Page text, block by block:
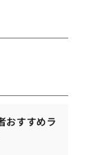
おすすめラ